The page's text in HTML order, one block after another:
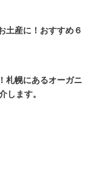
土産に！おすすめ６
札幌にあるオーガニ
します。